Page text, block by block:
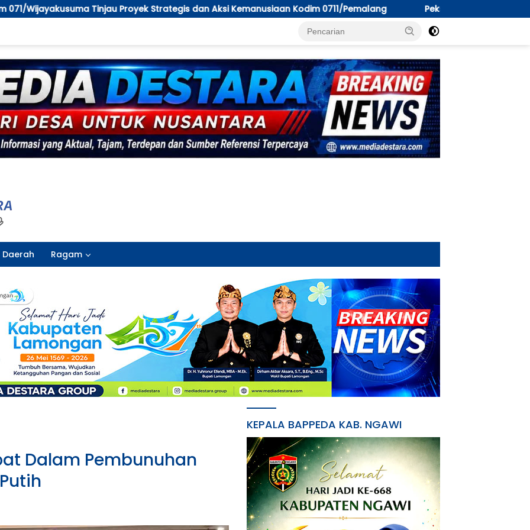
Strategis dan Aksi Kemanusiaan Kodim 0711/Pemalang Peksos Dinsos PM Tarakan; “Perilaku Seksual
Daerah Ragam
Dalam Pembunuhan
KEPALA BAPPEDA KAB. NGAWI